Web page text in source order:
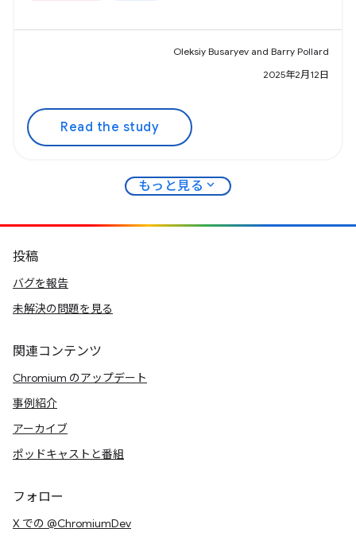
Oleksiy Busaryev and Barry Pollard
2025年2月12日
Read the study
もっと見る expand_more
投稿
バグを報告
未解決の問題を見る
関連コンテンツ
Chromium のアップデート
事例紹介
アーカイブ
ポッドキャストと番組
フォロー
X での @ChromiumDev